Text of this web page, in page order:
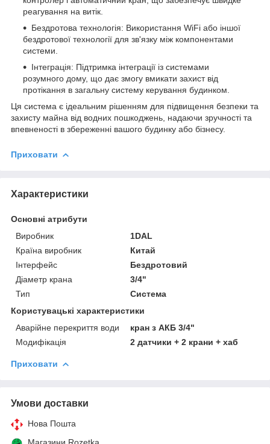
реагування на витік.
Бездротова технологія: Використання WiFi або іншої
бездротової технології для зв'язку між компонентами
системи.
Інтеграція: Підтримка інтеграції із системами
розумного дому, що дає змогу вмикати захист від
протікання в загальну систему керування будинком.
Ця система є ідеальним рішенням для підвищення безпеки та
захисту майна від водних пошкоджень, надаючи зручності та
впевненості в збереженні вашого будинку або бізнесу.
Приховати
Характеристики
Основні атрибути
Виробник
1DAL
Країна виробник
Китай
Інтерфейс
Бездротовий
Діаметр крана
3/4"
Тип
Система
Користувацькі характеристики
Аварійне перекриття води
кран з АКБ 3/4"
Модифікація
2 датчики + 2 крани + хаб
Приховати
Умови доставки
Нова Пошта
Магазини Rozetka